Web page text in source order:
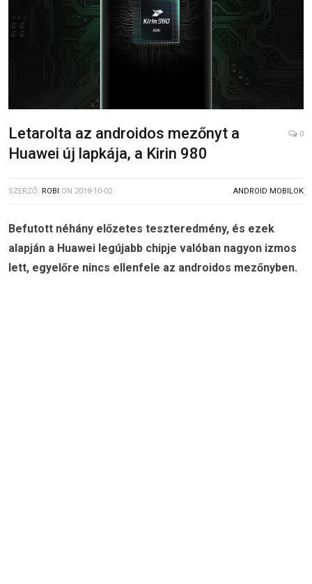
Letarolta az androidos mezőnyt a
Huawei új lapkája, a Kirin 980
0
SZERZŐ: ROBI ON 2018-10-02 ANDROID MOBILOK
Befutott néhány előzetes teszteredmény, és ezek
alapján a Huawei legújabb chipje valóban nagyon izmos
lett, egyelőre nincs ellenfele az androidos mezőnyben.